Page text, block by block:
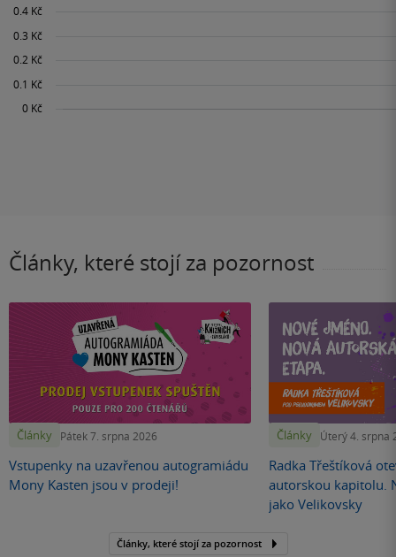
Články, které stojí za pozornost
Články Pátek 7. srpna 2026
Vstupenky na uzavřenou autogramiádu
Mony Kasten jsou v prodeji!
Články Úterý 4. srpna
Radka Třeštíková
autorskou kapitolu.
jako Velikovsky
Články, které stojí za pozornost